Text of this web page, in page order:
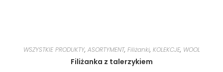
WSZYSTKIE PRODUKTY, ASORTYMENT, Filiżanki, KOLEKCJE, WOOL
Filiżanka z talerzykiem